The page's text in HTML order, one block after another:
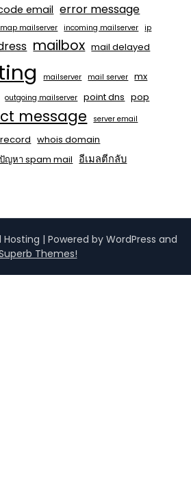
email error message
mailserver incoming mailserver
ip
mailbox mail delayed
mailserver mail server
mx
outgoing mailserver point dns pop
message server email
whois domain
ปัญหา spam mail อีเมลตีกลับ
Hosting | Powered by WordPress and
Themes!